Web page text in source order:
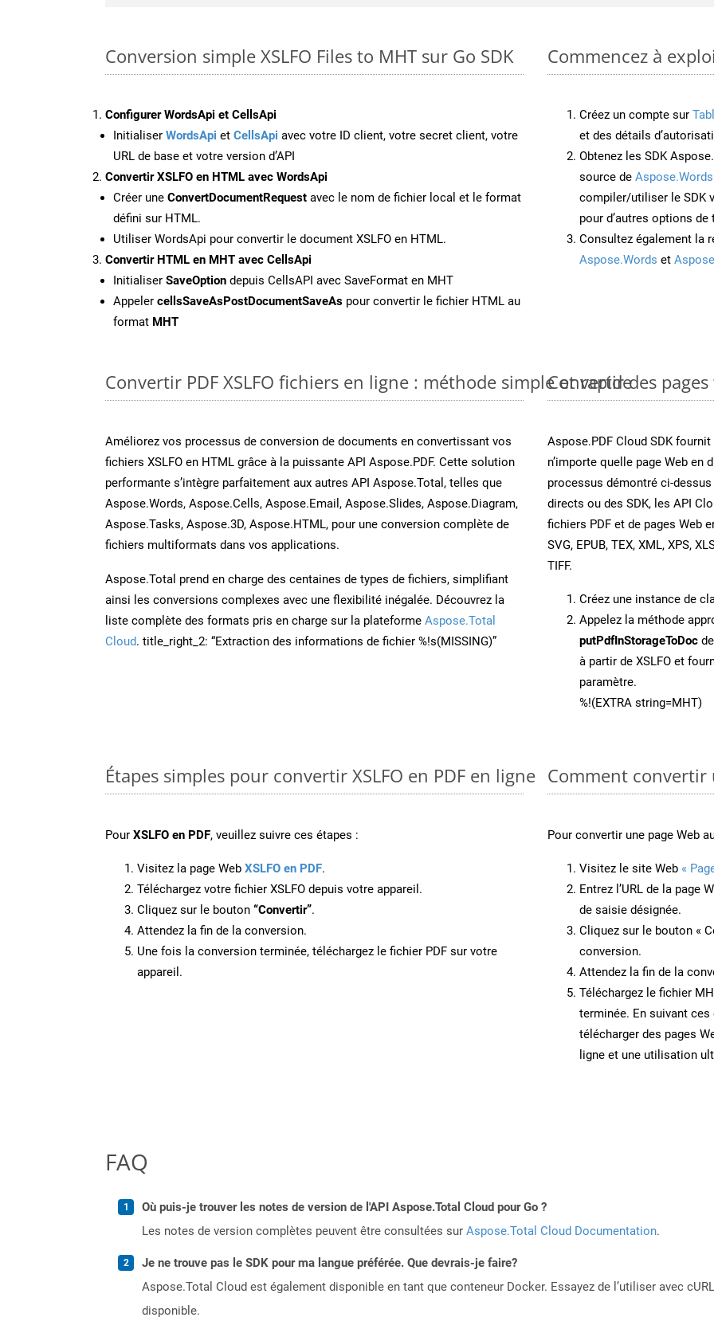
Conversion simple XSLFO Files to MHT sur Go SDK
Configurer WordsApi et CellsApi
Initialiser WordsApi et CellsApi avec votre ID client, votre secret client, votre
URL de base et votre version d’API
Convertir XSLFO en HTML avec WordsApi
Créer une ConvertDocumentRequest avec le nom de fichier local et le format
défini sur HTML.
Utiliser WordsApi pour convertir le document XSLFO en HTML.
Convertir HTML en MHT avec CellsApi
Initialiser SaveOption depuis CellsAPI avec SaveFormat en MHT
Appeler cellsSaveAsPostDocumentSaveAs pour convertir le fichier HTML au
format MHT
Commencez à
Créez un compte sur
et des détails
Obtenez les SDK
source de
compiler/utiliser le SDK
pour d’autres options
Consultez également la
Aspose.Words et
Convertir PDF XSLFO fichiers en ligne : méthode simple et rapide
Améliorez vos processus de conversion de documents en convertissant vos
fichiers XSLFO en HTML grâce à la puissante API Aspose.PDF. Cette solution
performante s’intègre parfaitement aux autres API Aspose.Total, telles que
Aspose.Words, Aspose.Cells, Aspose.Email, Aspose.Slides, Aspose.Diagram,
Aspose.Tasks, Aspose.3D, Aspose.HTML, pour une conversion complète de
fichiers multiformats dans vos applications.
Aspose.Total prend en charge des centaines de types de fichiers, simplifiant
ainsi les conversions complexes avec une flexibilité inégalée. Découvrez la
liste complète des formats pris en charge sur la plateforme Aspose.Total
Cloud. title_right_2: “Extraction des informations de fichier %!s(MISSING)”
Convertir des
Aspose.PDF Cloud SDK
n’importe quelle page Web
processus démontré ci-dessus
directs ou des SDK, les API
fichiers PDF et de pages Web
SVG, EPUB, TEX, XML, XPS,
TIFF.
Créez une instance de
Appelez la méthode
putPdfInStorageToDoc
à partir de XSLFO et
paramètre.
%!(EXTRA string=MHT)
Étapes simples pour convertir XSLFO en PDF en ligne
Pour XSLFO en PDF, veuillez suivre ces étapes :
Visitez la page Web XSLFO en PDF.
Téléchargez votre fichier XSLFO depuis votre appareil.
Cliquez sur le bouton “Convertir”.
Attendez la fin de la conversion.
Une fois la conversion terminée, téléchargez le fichier PDF sur votre
appareil.
Comment convertir
Pour convertir une page Web
Visitez le site Web «
Entrez l’URL de la page
de saisie désignée.
Cliquez sur le bouton «
conversion.
Attendez la fin de la
Téléchargez le fichier
terminée. En suivant
télécharger des pages
ligne et une utilisation
FAQ
Où puis-je trouver les notes de version de l'API Aspose.Total Cloud pour Go ?
Les notes de version complètes peuvent être consultées sur Aspose.Total Cloud Documentation.
Je ne trouve pas le SDK pour ma langue préférée. Que devrais-je faire?
Aspose.Total Cloud est également disponible en tant que conteneur Docker. Essayez de l’utiliser avec
disponible.